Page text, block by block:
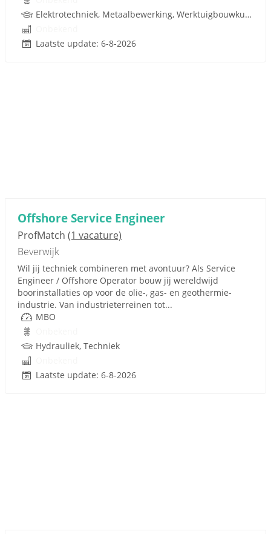
Elektrotechniek, Metaalbewerking, Werktuigbouwkunde, Hydrauliek, Pneumatiek, Techniek
Laatste update: 6-8-2026
Offshore Service Engineer
ProfMatch (1 vacature)
Beverwijk
Wil jij techniek combineren met avontuur? Als Service
Engineer / Offshore Operator bouw jij wereldwijd
boorinstallaties op voor de olie-, gas- en geothermie-
industrie. Van industrieterreinen tot...
MBO
Hydrauliek, Techniek
Laatste update: 6-8-2026